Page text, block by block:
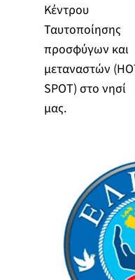
Κέντρου
Ταυτοποίησης
προσφύγων και
μεταναστών
SPOT) στο νησί
μας.